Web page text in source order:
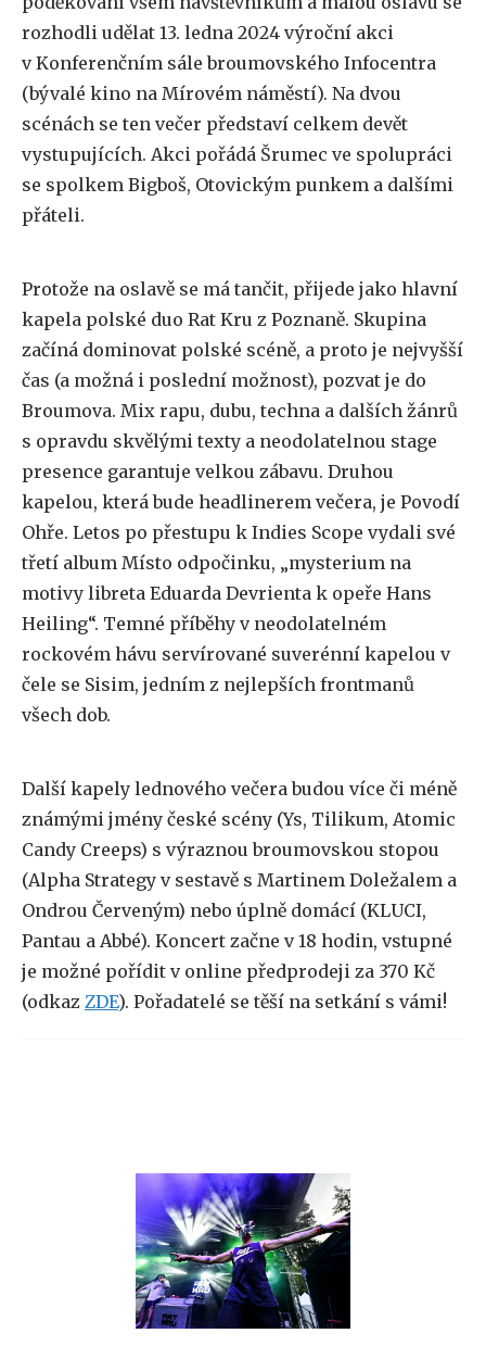
rozhodli udělat 13. ledna 2024 výroční akci
v Konferenčním sále broumovského Infocentra
(bývalé kino na Mírovém náměstí). Na dvou
scénách se ten večer představí celkem devět
vystupujících. Akci pořádá Šrumec ve spolupráci
se spolkem Bigboš, Otovickým punkem a dalšími
přáteli.
Protože na oslavě se má tančit, přijede jako hlavní
kapela polské duo Rat Kru z Poznaně. Skupina
začíná dominovat polské scéně, a proto je nejvyšší
čas (a možná i poslední možnost), pozvat je do
Broumova. Mix rapu, dubu, techna a dalších žánrů
s opravdu skvělými texty a neodolatelnou stage
presence garantuje velkou zábavu. Druhou
kapelou, která bude headlinerem večera, je Povodí
Ohře. Letos po přestupu k Indies Scope vydali své
třetí album Místo odpočinku, „mysterium na
motivy libreta Eduarda Devrienta k opeře Hans
Heiling“. Temné příběhy v neodolatelném
rockovém hávu servírované suverénní kapelou v
čele se Sisim, jedním z nejlepších frontmanů
všech dob.
Další kapely lednového večera budou více či méně
známými jmény české scény (Ys, Tilikum, Atomic
Candy Creeps) s výraznou broumovskou stopou
(Alpha Strategy v sestavě s Martinem Doležalem a
Ondrou Červeným) nebo úplně domácí (KLUCI,
Pantau a Abbé). Koncert začne v 18 hodin, vstupné
je možné pořídit v online předprodeji za 370 Kč
(odkaz ZDE). Pořadatelé se těší na setkání s vámi!